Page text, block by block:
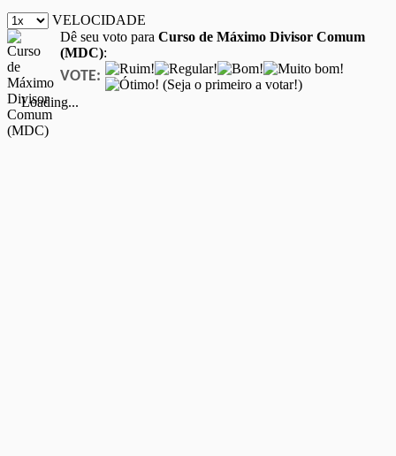
VELOCIDADE
Dê seu voto para Curso de Máximo Divisor Comum
(MDC):
VOTE:
(Seja o primeiro a votar!)
Loading...